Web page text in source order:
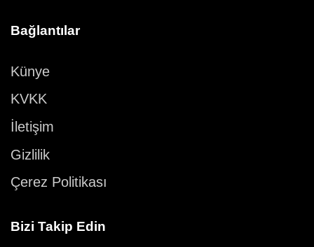
Bağlantılar
Künye
KVKK
İletişim
Gizlilik
Çerez Politikası
Bizi Takip Edin